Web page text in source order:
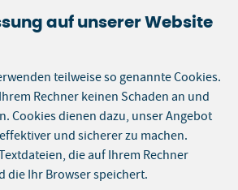
auf unserer Website
teilweise so genannte Cookies.
Rechner keinen Schaden an und
Cookies dienen dazu, unser Angebot
und sicherer zu machen.
die auf Ihrem Rechner
die Ihr Browser speichert.